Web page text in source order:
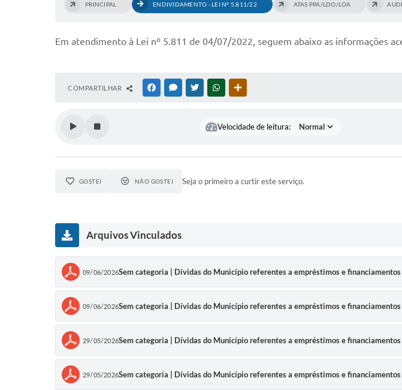
PRINCIPAL ENDIVIDAMENTO - LEI Nº 5.811/22 ATAS PPA/LDO/LOA
Em atendimento à Lei nº 5.811 de 04/07/2022, seguem abaixo as informações
COMPARTILHAR FACEBOOKMESSENGER
TWITTERWHATSAPP
Velocidade de leitura:
GOSTEI NÃO GOSTEI Seja o primeiro a curtir este serviço.
Arquivos Vinculados
09/06/2026Sem categoria | Dívidas do Município referentes a empréstimos e
09/06/2026Sem categoria | Dívidas do Município referentes a empréstimos e
29/05/2026Sem categoria | Dívidas do Município referentes a empréstimos e
29/05/2026Sem categoria | Dívidas do Município referentes a empréstimos e